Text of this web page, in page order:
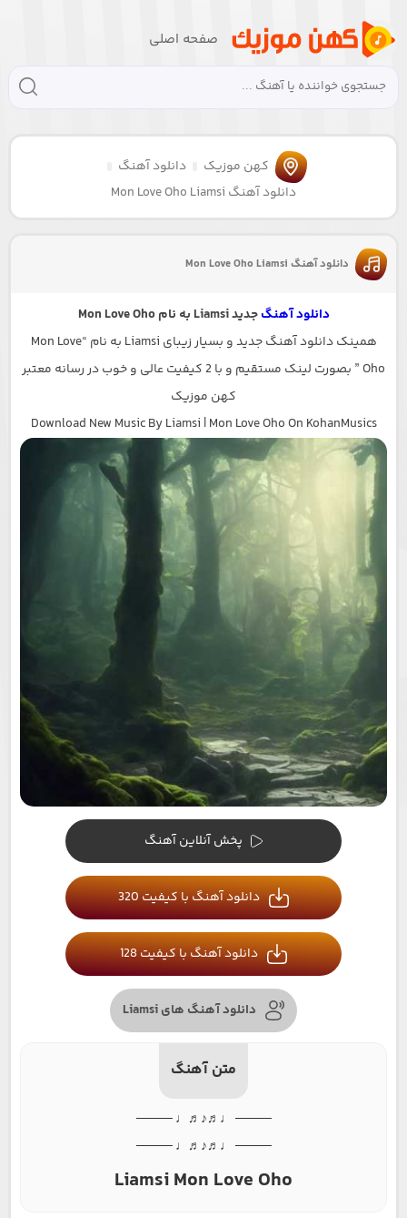
صفحه اصلی
کهن موزیک
دانلود آهنگ
دانلود آهنگ Mon Love Oho Liamsi
دانلود آهنگ Mon Love Oho Liamsi
دانلود آهنگجدید Liamsi به نام Mon Love Oho
همینک دانلود آهنگ جدید و بسیار زیبای Liamsi به نام “Mon Love
Oho ” بصورت لینک مستقیم و با 2 کیفیت عالی و خوب در رسانه معتبر
کهن موزیک
Download New Music By Liamsi | Mon Love Oho On KohanMusics
پخش آنلاین آهنگ
دانلود آهنگ با کیفیت 320
دانلود آهنگ با کیفیت 128
دانلود آهنگ های Liamsi
متن آهنگ
──── ♩♬♪♬♩ ────
──── ♩♬♪♬♩ ────
Liamsi Mon Love Oho